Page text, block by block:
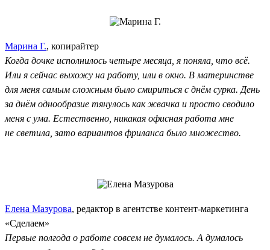
Марина Г., копирайтер
Когда дочке исполнилось четыре месяца, я поняла, что всё.
Или я сейчас выхожу на работу, или в окно. В материнстве
для меня самым сложным было смириться с днём сурка. День
за днём однообразие тянулось как жвачка и просто сводило
меня с ума. Естественно, никакая офисная работа мне
не светила, зато вариантов фриланса было множество.
Елена Мазурова, редактор в агентстве контент-маркетинга
«Сделаем»
Первые полгода о работе совсем не думалось. А думалось